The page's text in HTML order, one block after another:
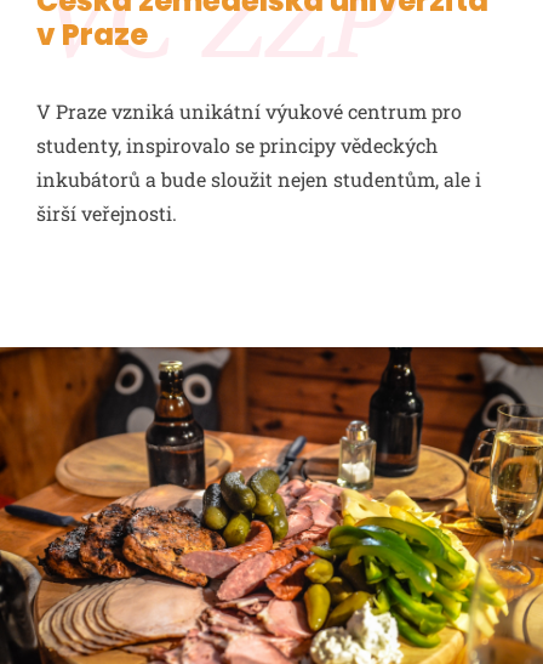
v Praze
V Praze vzniká unikátní výukové centrum pro
studenty, inspirovalo se principy vědeckých
inkubátorů a bude sloužit nejen studentům, ale i
širší veřejnosti.